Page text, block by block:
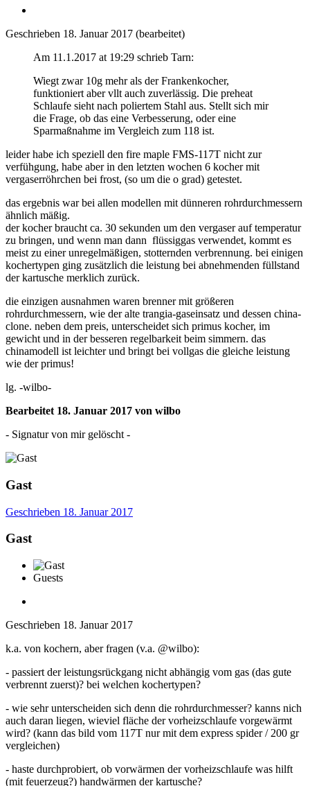
Geschrieben 18. Januar 2017 (bearbeitet)
Am 11.1.2017 at 19:29 schrieb Tarn:
Wiegt zwar 10g mehr als der Frankenkocher,
funktioniert aber vllt auch zuverlässig. Die preheat
Schlaufe sieht nach poliertem Stahl aus. Stellt sich mir
die Frage, ob das eine Verbesserung, oder eine
Sparmaßnahme im Vergleich zum 118 ist.
leider habe ich speziell den fire maple FMS-117T nicht zur
verfühgung, habe aber in den letzten wochen 6 kocher mit
vergaserröhrchen bei frost, (so um die o grad) getestet.
das ergebnis war bei allen modellen mit dünneren rohrdurchmessern
ähnlich mäßig.
der kocher braucht ca. 30 sekunden um den vergaser auf temperatur
zu bringen, und wenn man dann flüssiggas verwendet, kommt es
meist zu einer unregelmäßigen, stotternden verbrennung. bei einigen
kochertypen ging zusätzlich die leistung bei abnehmenden füllstand
der kartusche merklich zurück.
die einzigen ausnahmen waren brenner mit größeren
rohrdurchmessern, wie der alte trangia-gaseinsatz und dessen china-
clone. neben dem preis, unterscheidet sich primus kocher, im
gewicht und in der besseren regelbarkeit beim simmern. das
chinamodell ist leichter und bringt bei vollgas die gleiche leistung
wie der primus!
lg. -wilbo-
Bearbeitet 18. Januar 2017 von wilbo
- Signatur von mir gelöscht -
Gast
Geschrieben 18. Januar 2017
Gast
Guests
Geschrieben 18. Januar 2017
k.a. von kochern, aber fragen (v.a. @wilbo):
- passiert der leistungsrückgang nicht abhängig vom gas (das gute
verbrennt zuerst)? bei welchen kochertypen?
- wie sehr unterscheiden sich denn die rohrdurchmesser? kanns nich
auch daran liegen, wieviel fläche der vorheizschlaufe vorgewärmt
wird? (kann das bild vom 117T nur mit dem express spider / 200 gr
vergleichen)
- haste durchprobiert, ob vorwärmen der vorheizschlaufe was hilft
(mit feuerzeug?) handwärmen der kartusche?